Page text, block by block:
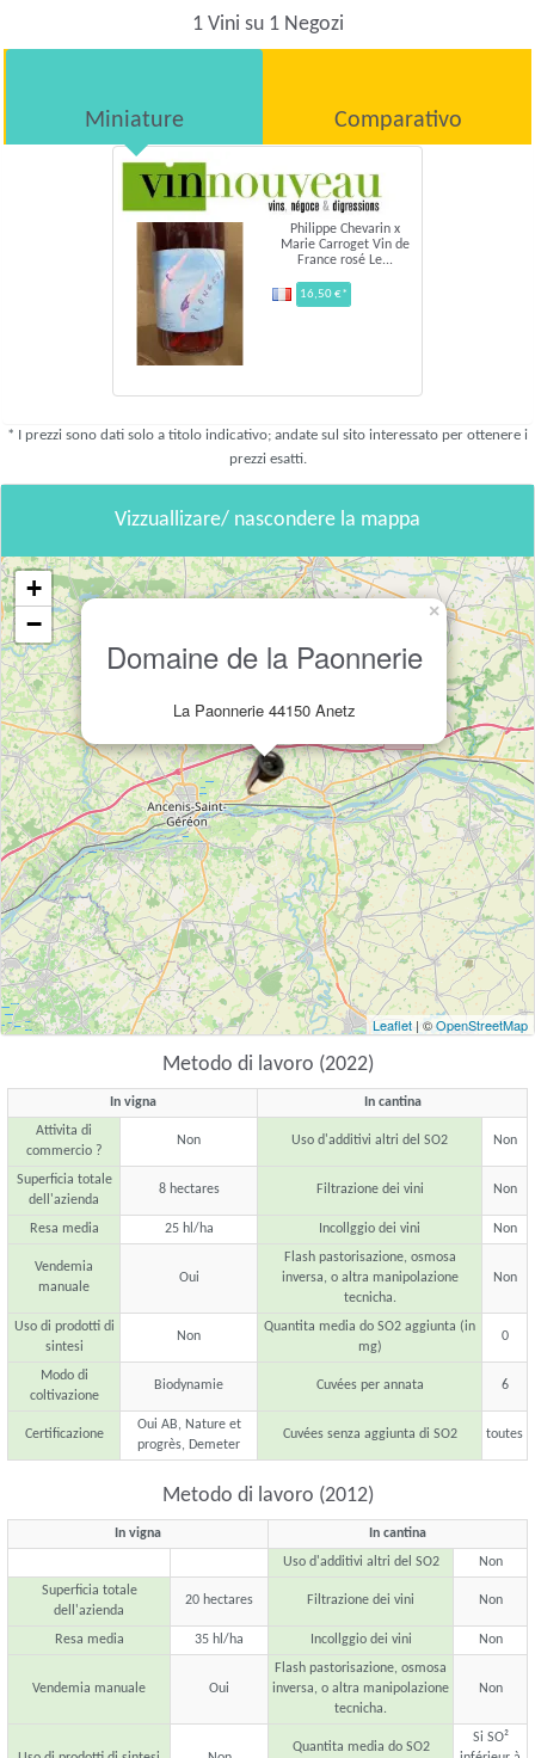
1 Vini su 1 Negozi
Miniature Comparativo
Philippe Chevarin x
Marie Carroget Vin de
France rosé Le...
16,50 €*
* I prezzi sono dati solo a titolo indicativo; andate sul sito interessato per ottenere i
prezzi esatti.
Vizzuallizare/ nascondere la mappa
Domaine de la Paonnerie
La Paonnerie 44150 Anetz
×
+
−
Leaflet | ©OpenStreetMap
Metodo di lavoro (2022)
In vigna
In cantina
Attivita di
commercio ?
Non Uso d'additivi altri del SO2 Non
Superficia totale
dell'azienda
8 hectares Filtrazione dei vini Non
Resa media 25 hl/ha Incollggio dei vini Non
Vendemia
manuale
Oui
Flash pastorisazione, osmosa
inversa, o altra manipolazione
tecnicha.
Non
Uso di prodotti di
sintesi
Non
Quantita media do SO2 aggiunta (in
mg)
0
Modo di
coltivazione
Biodynamie Cuvées per annata 6
Certificazione
Oui AB, Nature et
progrès, Demeter
Cuvées senza aggiunta di SO2 toutes
Metodo di lavoro (2012)
In vigna
In cantina
Uso d'additivi altri del SO2
Non
Superficia totale
dell'azienda
20 hectares Filtrazione dei vini Non
Resa media 35 hl/ha Incollggio dei vini Non
Vendemia manuale Oui
Flash pastorisazione, osmosa
inversa, o altra manipolazione
tecnicha.
Non
Quantita media do SO2
Si SO²